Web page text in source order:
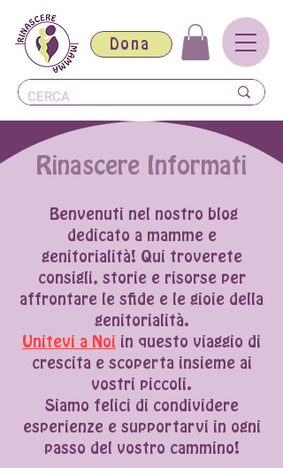
Dona
Rinascere Informati
Benvenuti nel nostro blog
dedicato a mamme e
genitorialità! Qui troverete
consigli, storie e risorse per
affrontare le sfide e le gioie della
genitorialità.
Unitevi a Noi in questo viaggio di
crescita e scoperta insieme ai
vostri piccoli.
Siamo felici di condividere
esperienze e supportarvi in ogni
passo del vostro cammino!